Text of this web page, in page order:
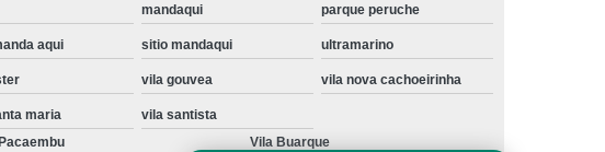
Lava e Seca
Lava e Seca Instalação
Instalação
Samsung Instalação Lava e Seca
de Fogão a Gas
Manutenção de Fogão Cooktop
Fogão Electrolux
Manutenção em Fogão
mandaqui parque peruche
aqui sitio mandaqui ultramarino
vila gouvea vila nova cachoeirinha
maria
vila santista
Vila Buarque